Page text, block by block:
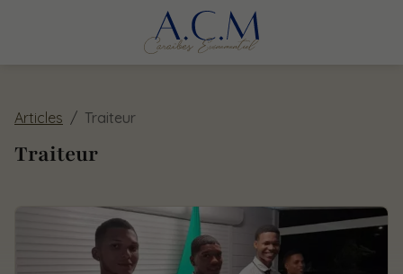
Articles Traiteur
Traiteur